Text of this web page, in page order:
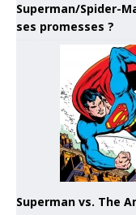
Superman/Spider-
ses promesses ?
Superman vs. The